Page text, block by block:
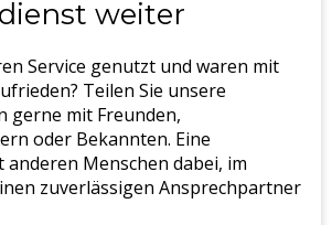
weiter
Service genutzt und waren mit
Teilen Sie unsere
gerne mit Freunden,
oder Bekannten. Eine
Menschen dabei, im
zuverlässigen Ansprechpartner